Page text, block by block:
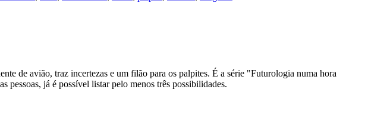
de avião, traz incertezas e um filão para os palpites. É a série "Futurologia numa hora
pessoas, já é possível listar pelo menos três possibilidades.